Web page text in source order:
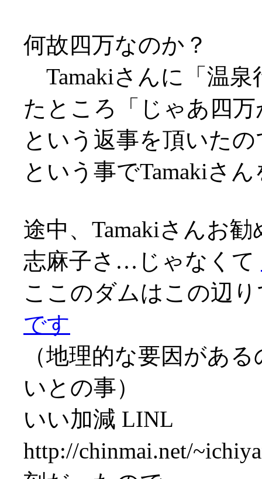
何故四万なのか？
Tamakiさんに「温泉
たところ「じゃあ四
という返事を頂いた
という事でTamakiさ
途中、Tamakiさんお
志麻子さ…じゃなくて
ここのダムはこの辺
です
（地理的な要因があ
いとの事）
いい加減 LINL
http://chinmai.net/